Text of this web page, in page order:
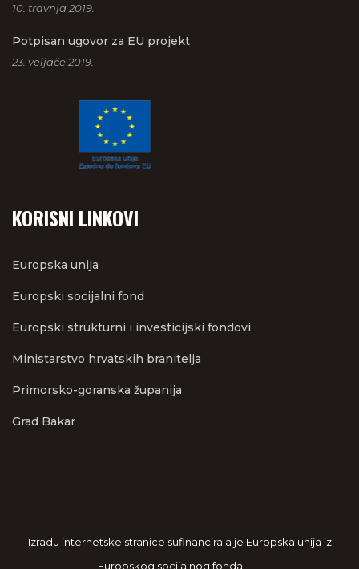
10. travnja 2019.
Potpisan ugovor za EU projekt
23. veljače 2019.
KORISNI LINKOVI
Europska unija
Europski socijalni fond
Europski strukturni i investicijski fondovi
Ministarstvo hrvatskih branitelja
Primorsko-goranska županija
Grad Bakar
Izradu internetske stranice sufinancirala je Europska unija iz
Europskog socijalnog fonda.